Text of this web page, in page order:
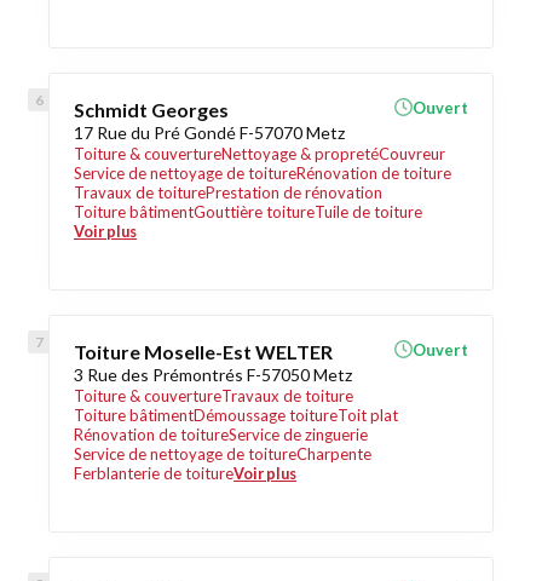
Schmidt Georges
17 Rue du Pré Gondé F-57070 Metz
Toiture & couvertureNettoyage & propretéCouvreur
Service de nettoyage de toitureRénovation de toiture
Travaux de toiturePrestation de rénovation
Toiture bâtimentGouttière toitureTuile de toiture
Voir plus
Ouvert
Toiture Moselle-Est WELTER
3 Rue des Prémontrés F-57050 Metz
Toiture & couvertureTravaux de toiture
Toiture bâtimentDémoussage toitureToit plat
Rénovation de toitureService de zinguerie
Service de nettoyage de toitureCharpente
Ferblanterie de toitureVoir plus
Ouvert